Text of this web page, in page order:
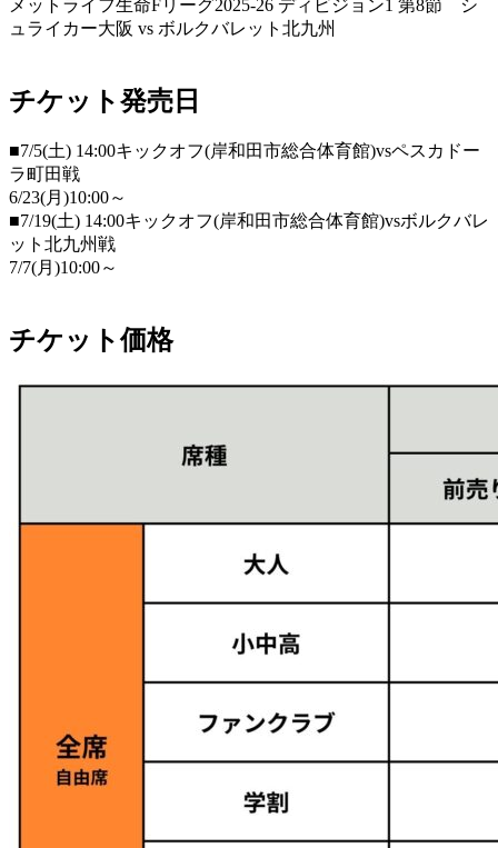
メットライフ生命Fリーグ2025-26 ディビジョン1 第8節 シ
ュライカー大阪 vs ボルクバレット北九州
チケット発売日
■7/5(土) 14:00キックオフ(岸和田市総合体育館)vsペスカドー
ラ町田戦
6/23(月)10:00～
■7/19(土) 14:00キックオフ(岸和田市総合体育館)vsボルクバレ
ット北九州戦
7/7(月)10:00～
チケット価格